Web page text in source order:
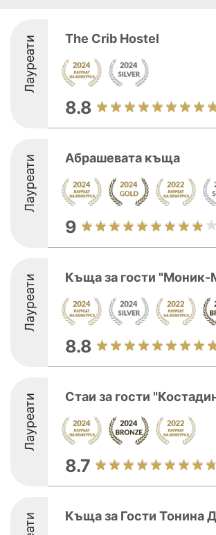
Лауреати The Crib Hostel
8.8
Лауреати Абрашевата къща
9
Лауреати Къща за гости "Моник-
8.8
Лауреати Стаи за гости
8.7
Къща за Гости Тонина